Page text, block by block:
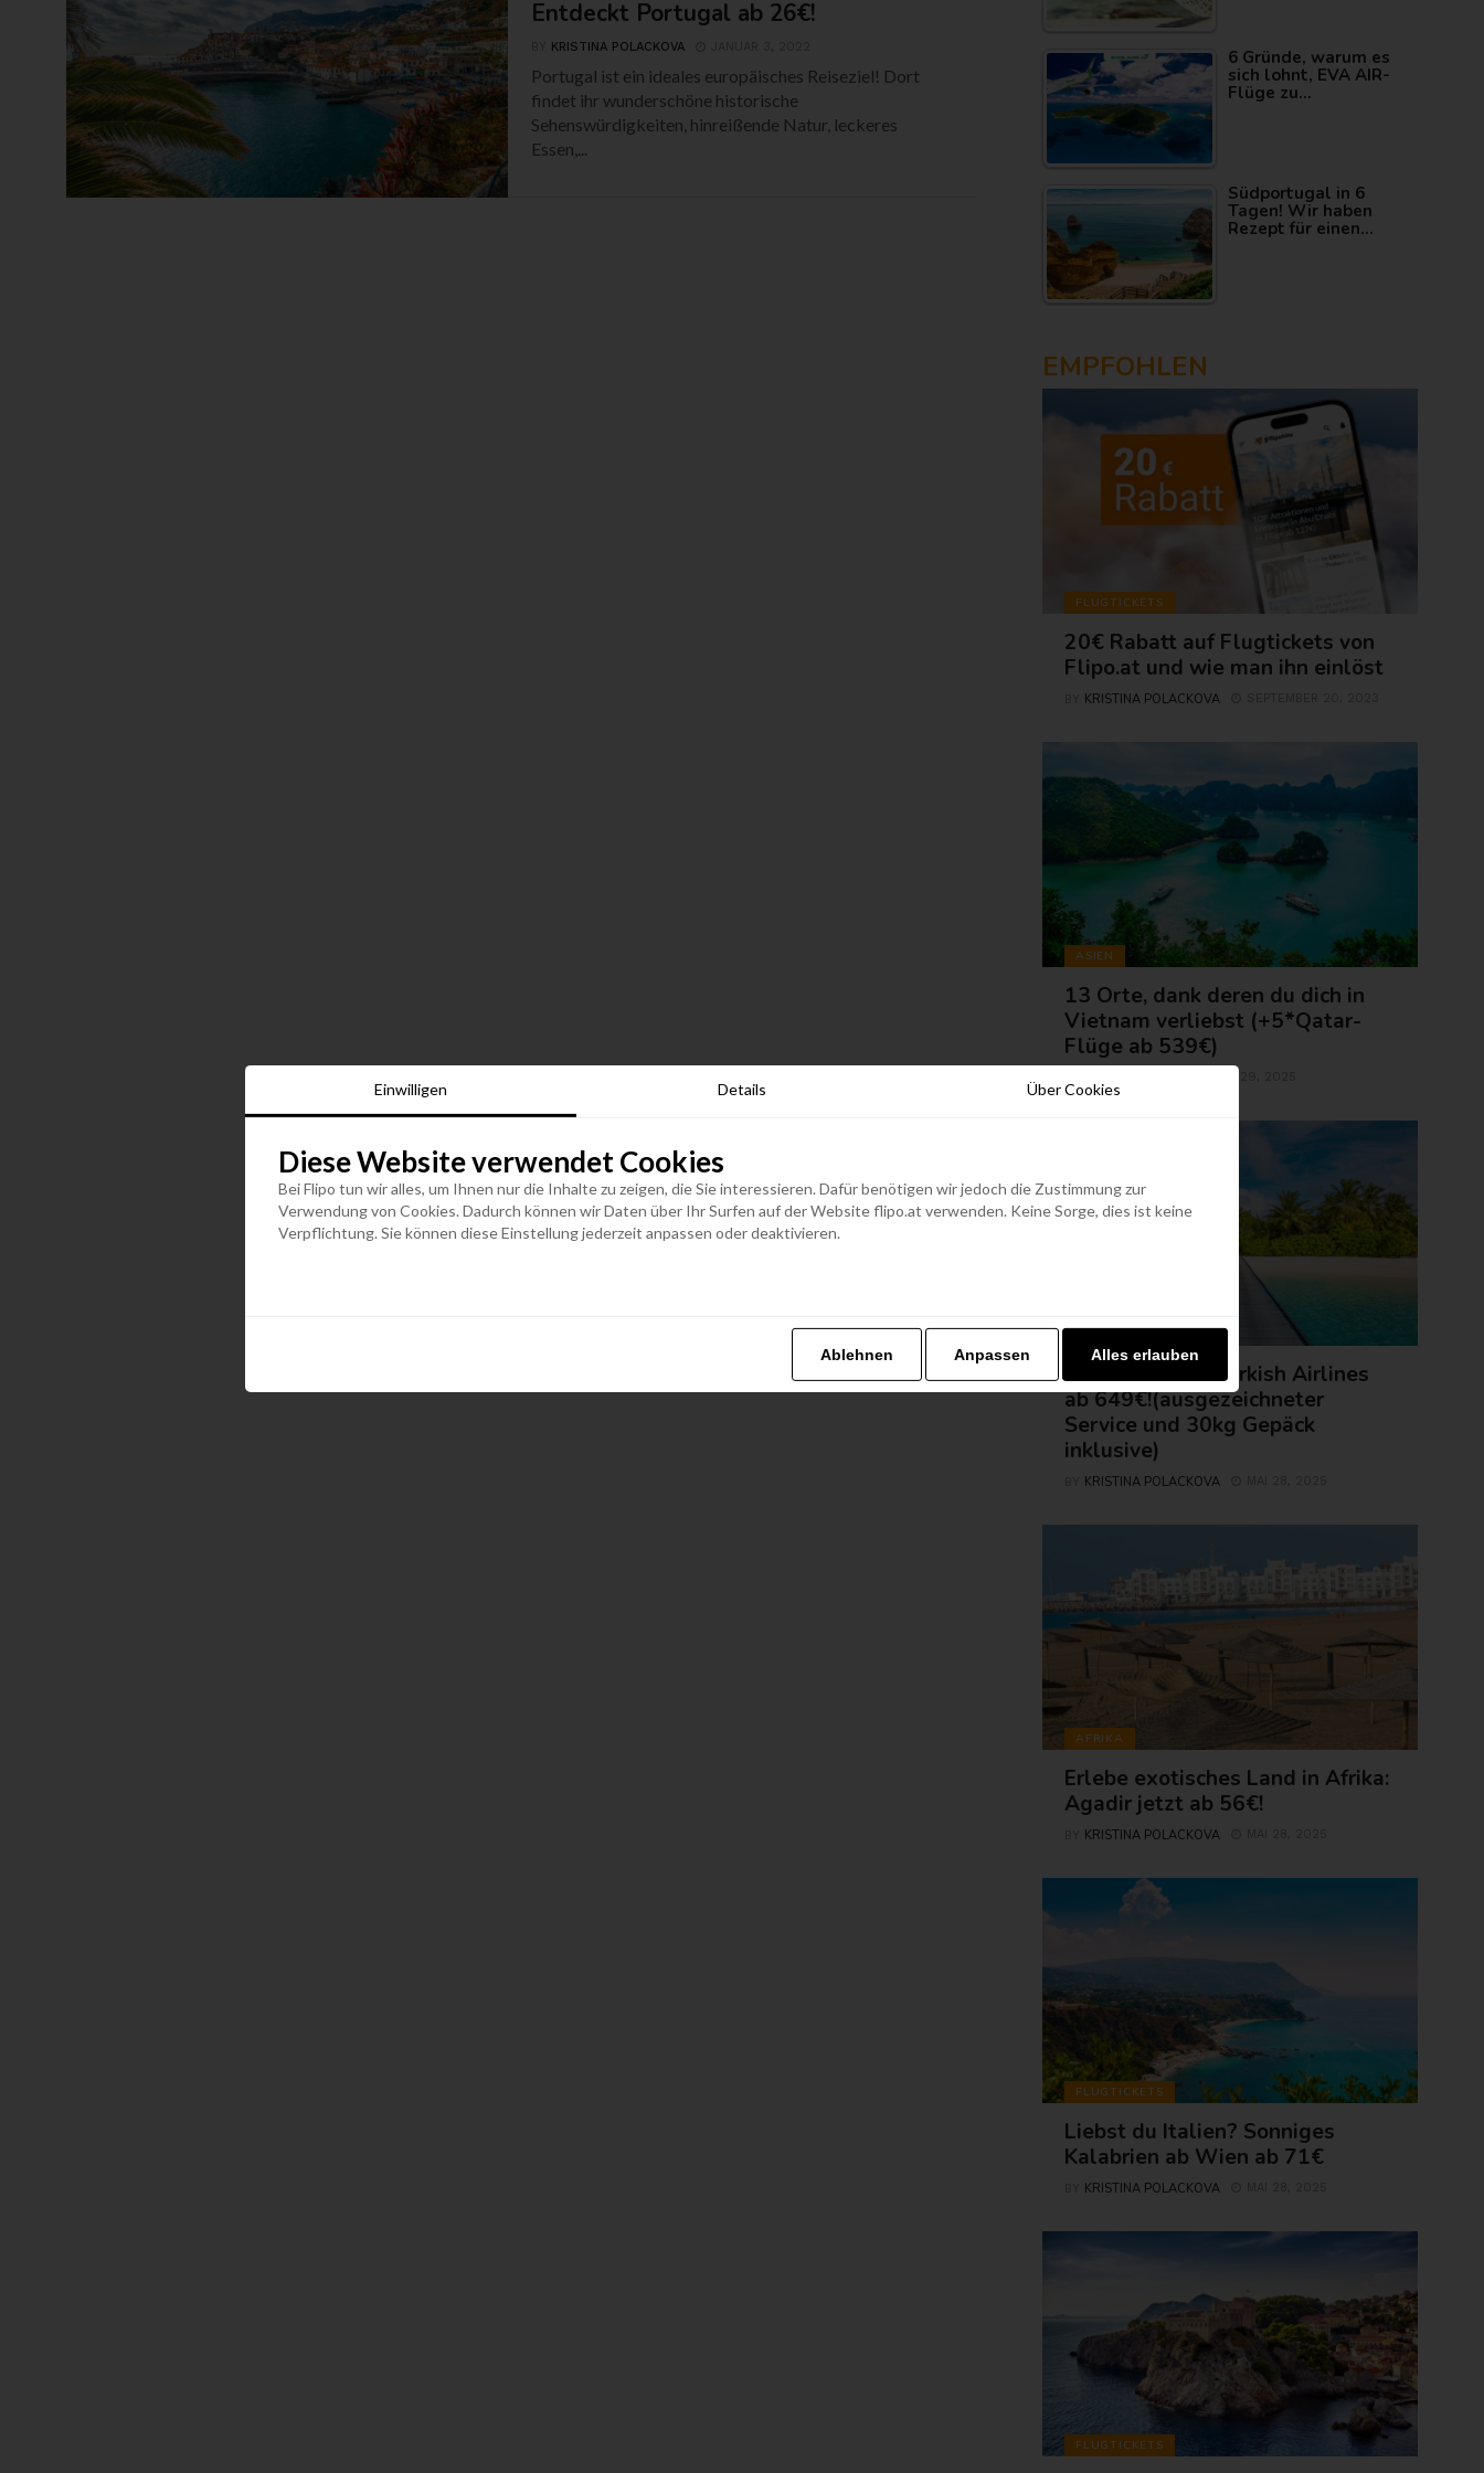
Entdeckt Portugal ab 26€!
KRISTINA POLACKOVA
Portugal ist ein ideales europäisches Reiseziel! Dort
findet ihr wunderschöne historische
Sehenswürdigkeiten, hinreißende Natur, leckeres
Essen,...
6 Gründe, warum es
sich lohnt, EVA AIR-
Flüge zu…
Südportugal in 6
Tagen! Wir haben
Rezept für einen…
EMPFOHLEN
FLUGTICKETS
20€ Rabatt auf Flugtickets von
Flipo.at und wie man ihn einlöst
KRISTINA POLACKOVA
ASIEN
13 Orte, dank deren du dich in
Vietnam verliebst (+5*Qatar-
Flüge ab 539€)
FLUGTICKETS
Malediven mit Turkish Airlines
ab 649€!(ausgezeichneter
Service und 30kg Gepäck
inklusive)
KRISTINA POLACKOVA
AFRIKA
Erlebe exotisches Land in Afrika:
Agadir jetzt ab 56€!
KRISTINA POLACKOVA
FLUGTICKETS
Liebst du Italien? Sonniges
Kalabrien ab Wien ab 71€
KRISTINA POLACKOVA
FLUGTICKETS
Einwilligen Details Über Cookies
Diese Website verwendet Cookies
Bei Flipo tun wir alles, um Ihnen nur die Inhalte zu zeigen, die Sie interessieren. Dafür benötigen wir jedoch die Zustimmung zur
Verwendung von Cookies. Dadurch können wir Daten über Ihr Surfen auf der Website flipo.at verwenden. Keine Sorge, dies ist keine
Verpflichtung. Sie können diese Einstellung jederzeit anpassen oder deaktivieren.
Ablehnen Anpassen Alles erlauben